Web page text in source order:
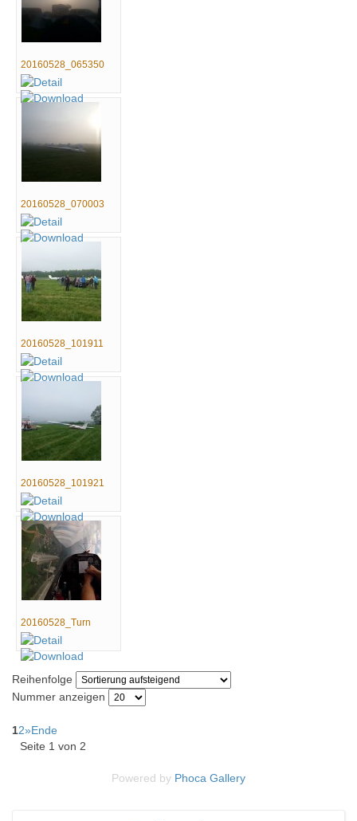
20160528_065350
20160528_070003
20160528_101911
20160528_101921
20160528_Turn
Reihenfolge
Nummer anzeigen
12»Ende
Seite 1 von 2
Powered by Phoca Gallery